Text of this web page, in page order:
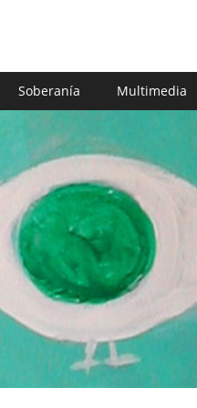
Soberanía Multimedia